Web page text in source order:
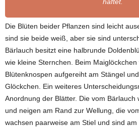
haftet.
Die Blüten beider Pflanzen sind leicht
sind sie beide weiß, aber sie sind
Bärlauch besitzt eine halbrunde
wie kleine Sternchen. Beim
Blütenknospen aufgereiht am Stängel
Glöckchen. Ein weiteres
Anordnung der Blätter. Die vom Bärlauch
und neigen am Rand zur Wellung, die
wachsen paarweise am Stiel und sind